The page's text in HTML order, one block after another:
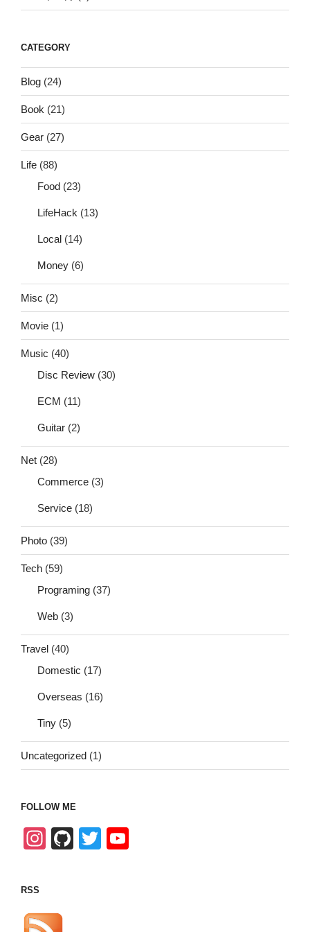
CATEGORY
Blog (24)
Book (21)
Gear (27)
Life (88)
Food (23)
LifeHack (13)
Local (14)
Money (6)
Misc (2)
Movie (1)
Music (40)
Disc Review (30)
ECM (11)
Guitar (2)
Net (28)
Commerce (3)
Service (18)
Photo (39)
Tech (59)
Programing (37)
Web (3)
Travel (40)
Domestic (17)
Overseas (16)
Tiny (5)
Uncategorized (1)
FOLLOW ME
In
Gi T
RSS